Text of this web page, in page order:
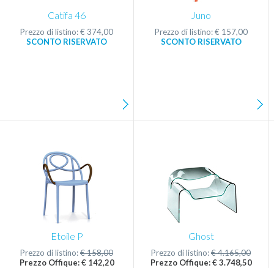
Catifa 46
Prezzo di listino: € 374,00
SCONTO RISERVATO
Juno
Prezzo di listino: € 157,00
SCONTO RISERVATO
Etoile P
Prezzo di listino:€ 158,00
Prezzo Offique: € 142,20
Ghost
Prezzo di listino:€ 4.165,00
Prezzo Offique: € 3.748,50